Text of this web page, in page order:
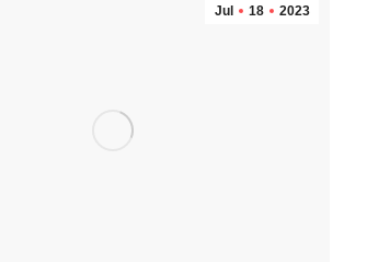
Jul 18 2023